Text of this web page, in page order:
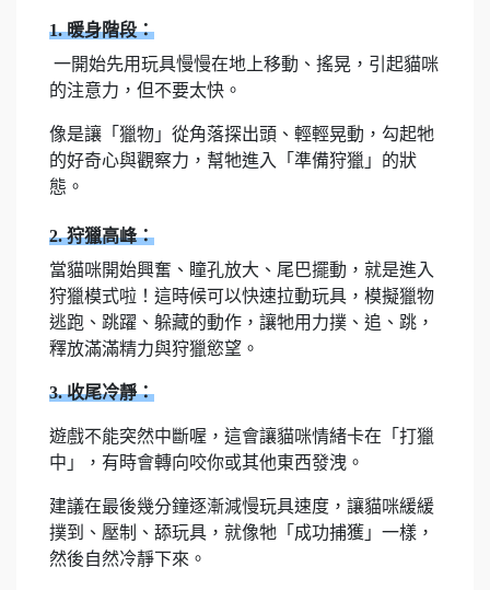
1. 暖身階段：
一開始先用玩具慢慢在地上移動、搖晃，引起貓咪
的注意力，但不要太快。
像是讓「獵物」從角落探出頭、輕輕晃動，勾起牠
的好奇心與觀察力，幫牠進入「準備狩獵」的狀
態。
2. 狩獵高峰：
當貓咪開始興奮、瞳孔放大、尾巴擺動，就是進入
狩獵模式啦！這時候可以快速拉動玩具，模擬獵物
逃跑、跳躍、躲藏的動作，讓牠用力撲、追、跳，
釋放滿滿精力與狩獵慾望。
3. 收尾冷靜：
遊戲不能突然中斷喔，這會讓貓咪情緒卡在「打獵
中」，有時會轉向咬你或其他東西發洩。
建議在最後幾分鐘逐漸減慢玩具速度，讓貓咪緩緩
撲到、壓制、舔玩具，就像牠「成功捕獲」一樣，
然後自然冷靜下來。